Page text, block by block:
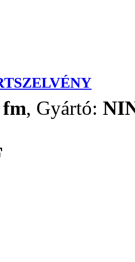
fm, Gyártó: